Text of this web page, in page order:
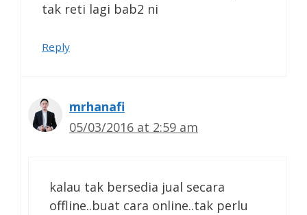
tak reti lagi bab2 ni
Reply
mrhanafi
05/03/2016 at 2:59 am
kalau tak bersedia jual secara
offline..buat cara online..tak perlu